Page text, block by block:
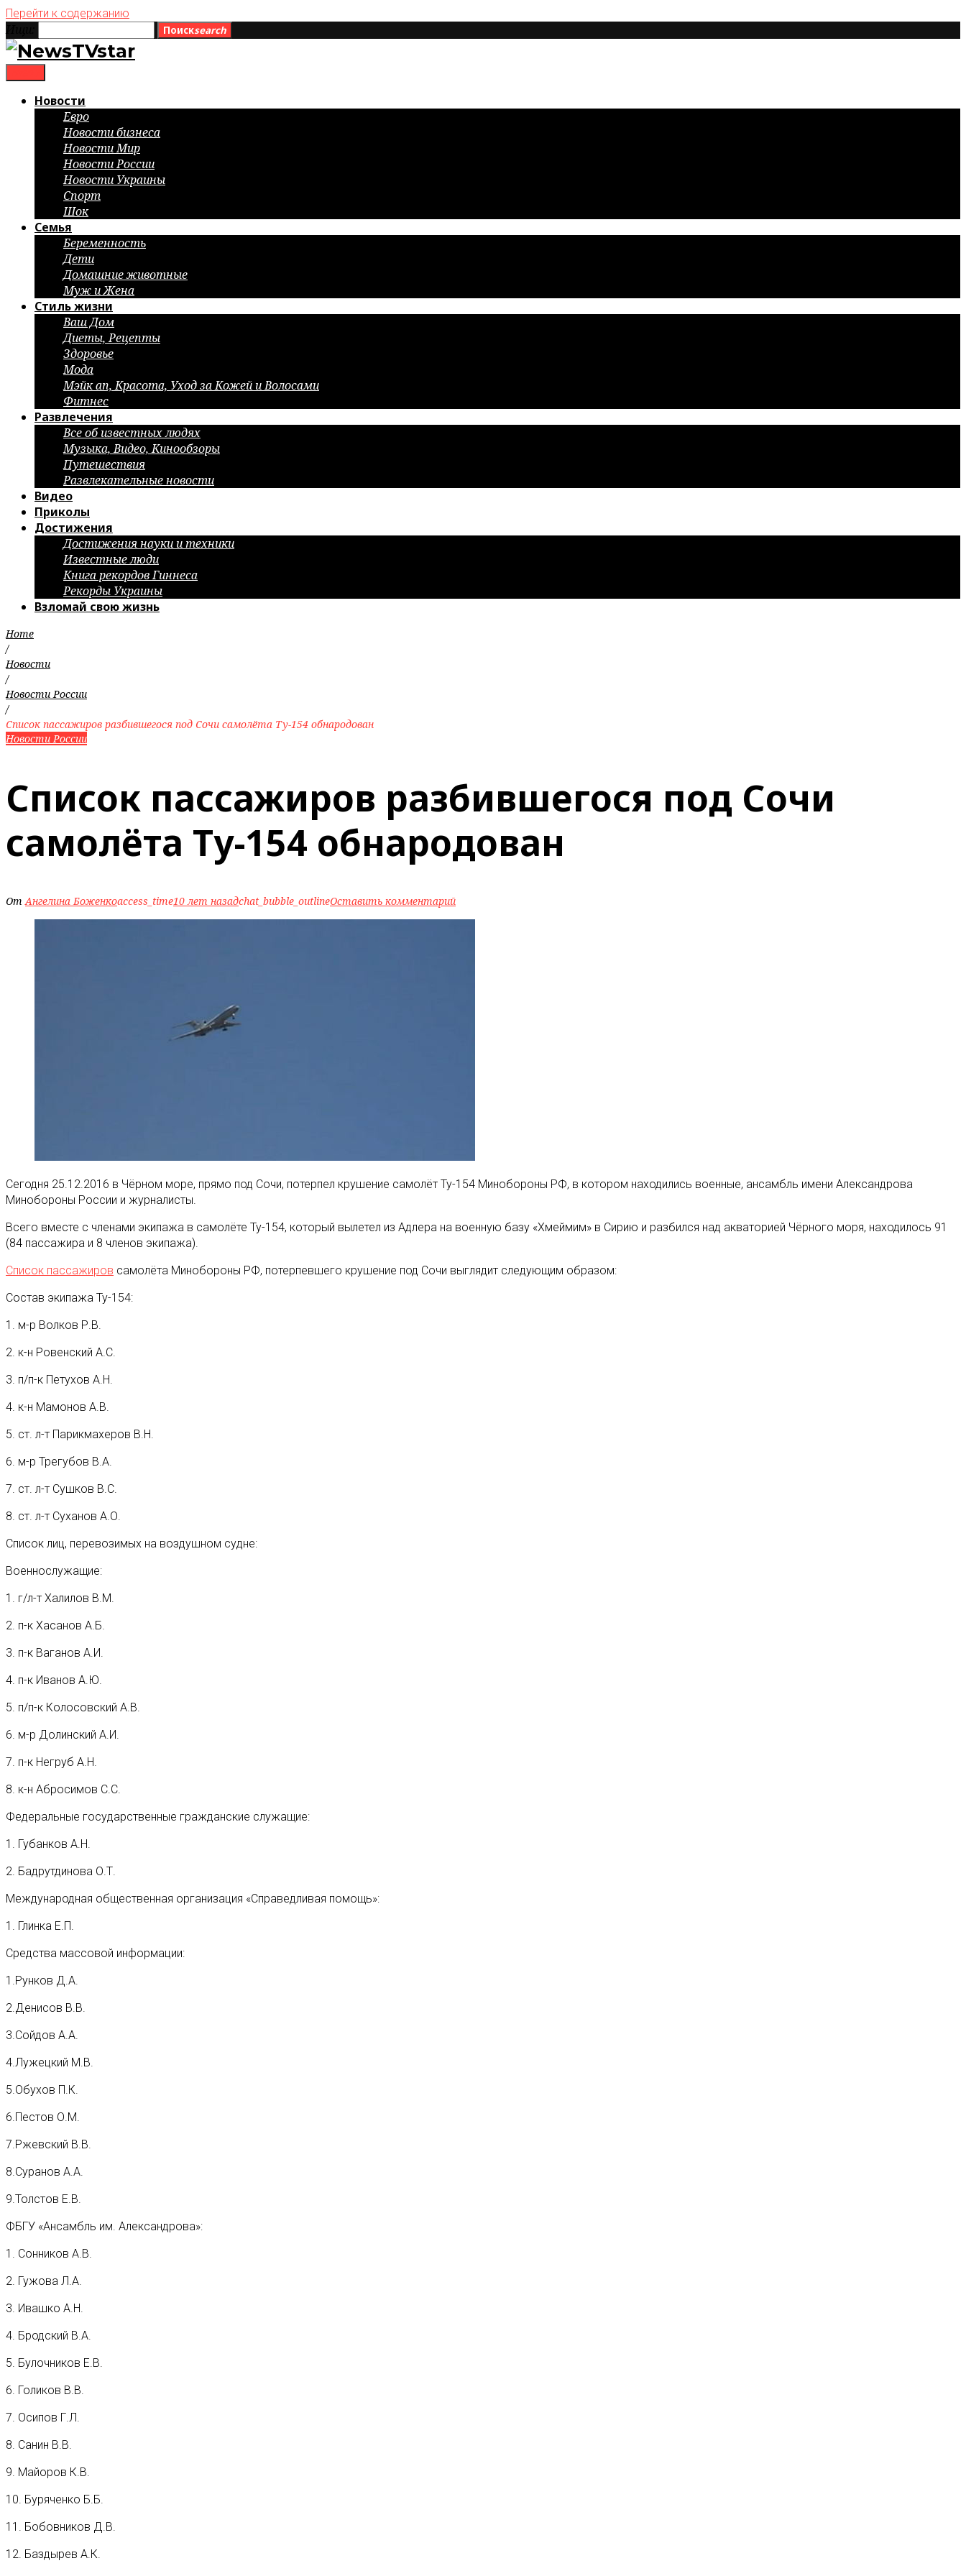
Перейти к содержанию
Поискsearch
Новости
Евро
Новости бизнеса
Новости Мир
Новости России
Новости Украины
Спорт
Шок
Семья
Беременность
Дети
Домашние животные
Муж и Жена
Стиль жизни
Ваш Дом
Диеты, Рецепты
Здоровье
Мода
Мэйк ап, Красота, Уход за Кожей и Волосами
Фитнес
Развлечения
Все об известных людях
Музыка, Видео, Кинообзоры
Путешествия
Развлекательные новости
Видео
Приколы
Достижения
Достижения науки и техники
Известные люди
Книга рекордов Гиннеса
Рекорды Украины
Взломай свою жизнь
Home
/
Новости
/
Новости России
/
Список пассажиров разбившегося под Сочи самолёта Ту-154‍ обнародован
Новости России
Список пассажиров разбившегося под Сочи
самолёта Ту-154‍ обнародован
ОтАнгелина Боженкоaccess_time10 лет назадchat_bubble_outlineОставить комментарий
Сегодня 25.12.2016 в Чёрном море, прямо под Сочи, потерпел крушение самолёт Ту-154‍ Минобороны РФ, в котором находились военные, ансамбль имени Александрова
Минобороны России и журналисты.
Всего вместе с членами экипажа в самолёте Ту-154‍, который вылетел из Адлера на военную базу «Хмеймим» в Сирию и разбился над акваторией Чёрного моря, находилось 91
(84 пассажира и 8 членов экипажа).
Список пассажиров самолёта Минобороны РФ, потерпевшего крушение под Сочи выглядит следующим образом:
Состав экипажа Ту-154:
1. м-р Волков Р.В.
2. к-н Ровенский А.С.
3. п/п-к Петухов А.Н.
4. к-н Мамонов А.В.
5. ст. л-т Парикмахеров В.Н.
6. м-р Трегубов В.А.
7. ст. л-т Сушков B.C.
8. ст. л-т Суханов А.О.
Список лиц, перевозимых на воздушном судне:
Военнослужащие:
1. г/л-т Халилов В.М.
2. п-к Хасанов А.Б.
3. п-к Ваганов А.И.
4. п-к Иванов А.Ю.
5. п/п-к Колосовский А.В.
6. м-р Долинский А.И.
7. п-к Негруб А.Н.
8. к-н Абросимов С.С.
Федеральные государственные гражданские служащие:
1. Губанков А.Н.
2. Бадрутдинова О.Т.
Международная общественная организация «Справедливая помощь»:
1. Глинка Е.П.
Средства массовой информации:
1.Рунков Д.А.
2.Денисов В.В.
3.Сойдов А.А.
4.Лужецкий М.В.
5.Обухов П.К.
6.Пестов О.М.
7.Ржевский В.В.
8.Суранов А.А.
9.Толстов Е.В.
ФБГУ «Ансамбль им. Александрова»:
1. Сонников А.В.
2. Гужова Л.А.
3. Ивашко А.Н.
4. Бродский В.А.
5. Булочников Е.В.
6. Голиков В.В.
7. Осипов Г.Л.
8. Санин В.В.
9. Майоров К.В.
10. Буряченко Б.Б.
11. Бобовников Д.В.
12. Баздырев А.К.